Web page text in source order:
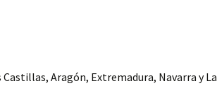
Castillas, Aragón, Extremadura, Navarra y La